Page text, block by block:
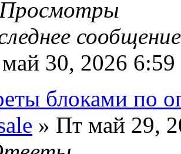
30, 2026 6:59
блоками по
» Пт май 29,